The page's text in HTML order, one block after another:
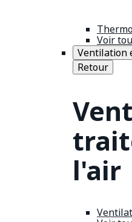
Voir
Ventilation
Retour
l'air